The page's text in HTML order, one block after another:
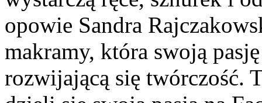
opowie Sandra
makramy, która swoją
rozwijającą się twórczość.